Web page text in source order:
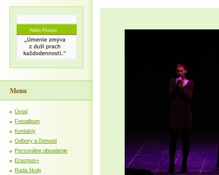
Menu
Úvod
Fotoalbum
Kontakty
Odbory a činnosti
Personálne obsadenie
Erasmus+
Rada školy